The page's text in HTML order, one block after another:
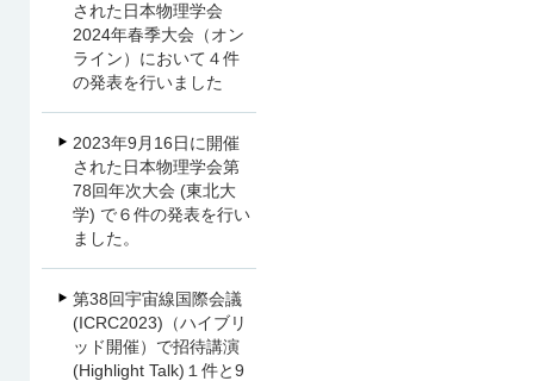
された日本物理学会
2024年春季大会（オン
ライン）において４件
の発表を行いました
2023年9月16日に開催
された日本物理学会第
78回年次大会 (東北大
学) で６件の発表を行い
ました。
第38回宇宙線国際会議
(ICRC2023)（ハイブリ
ッド開催）で招待講演
(Highlight Talk)１件と9